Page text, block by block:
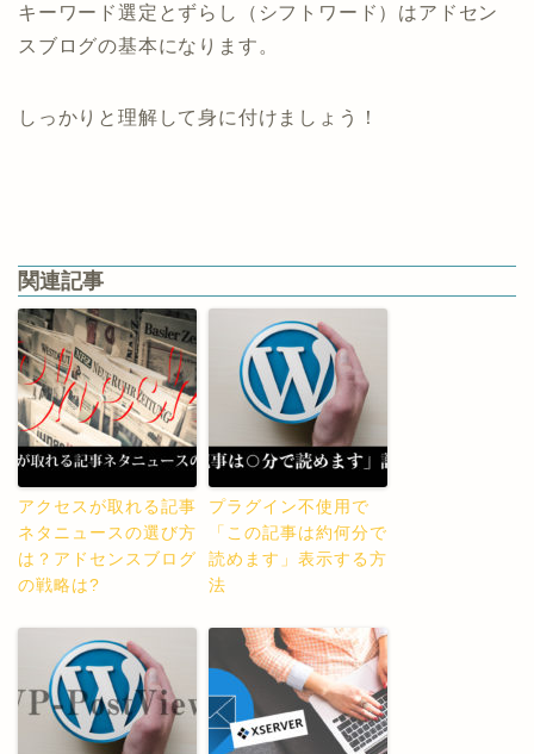
キーワード選定とずらし（シフトワード）はアドセン
スブログの基本になります。
しっかりと理解して身に付けましょう！
関連記事
アクセスが取れる記事
ネタニュースの選び方
は？アドセンスブログ
の戦略は?
プラグイン不使用で
「この記事は約何分で
読めます」表示する方
法